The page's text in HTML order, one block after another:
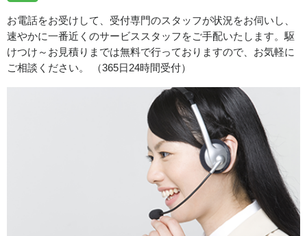
5.情報の外部提供
当社は、お客様からご提供いただいた個人情報を、第三
者に提供することはありません。
また、今後第三者提供を行う事になった場合には、提供
する情報と提供目的などを提示し、お客様から同意を得
た場合のみ第三者提供を行います。
また、当社では、利用目的の達成に必要な範囲内におい
て、他の事業者へ個人情報を委託することがあります。
6.情報の開示、訂正、削除
お客様から開示、訂正、利用停止等のお申し出があった
場合には、ご本人様の確認をしたうえで当社所定の方法
お電話をお受けして、受付専門のスタッフが状況をお伺いし、
速やかに一番近くのサービススタッフをご手配いたします。駆
けつけ～お見積りまでは無料で行っておりますので、お気軽に
ご相談ください。 （365日24時間受付）